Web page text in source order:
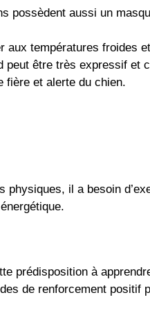
possèdent aussi un
aux températures froides
peut être très expressif et
fière et alerte du chien.
il a besoin
prédisposition à
de renforcement positif